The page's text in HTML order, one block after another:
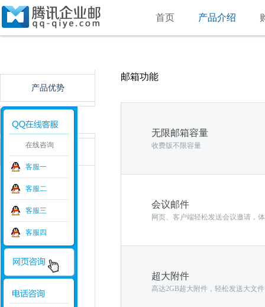
首页 产品介绍
产品优势
详细功能
整合方案
邮箱功能
无限邮箱容量
收费版不限容量
会议邮件
网页、客户端轻松发送会议邀请，
超大附件
高达2GB超大附件，轻松发送大文件
在线咨询
客服一
客服二
客服三
客服四